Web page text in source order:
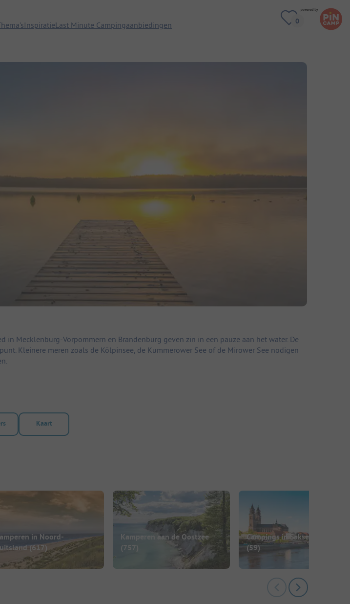
InspiratieLast Minute Campingaanbiedingen
te zoeken naar huuraccommodaties
Mecklenburg-Vorpommern en Brandenburg geven zin in een pauze aan het water. De
Kleinere meren zoals de Kölpinsee, de Kummerower See of de Mirower See nodigen
Kaart
in Noord-
(617)
Kamperen aan de Oostzee
(757)
Campings in Saksen-Anhalt
(59)